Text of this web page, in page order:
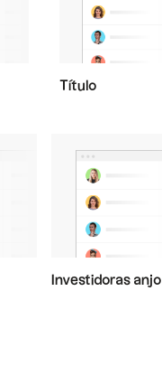
Título
Investidoras anjo